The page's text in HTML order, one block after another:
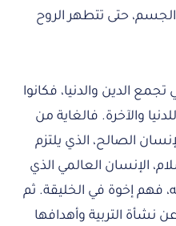
حتى تتطهر الروح
الدين والدنيا، فكانوا
والآخرة. فالغاية من
الصالح، الذي يلتزم
الإنسان العالمي الذي
فهم إخوة في الخليقة. ثم
نشأة التربية وأهدافها